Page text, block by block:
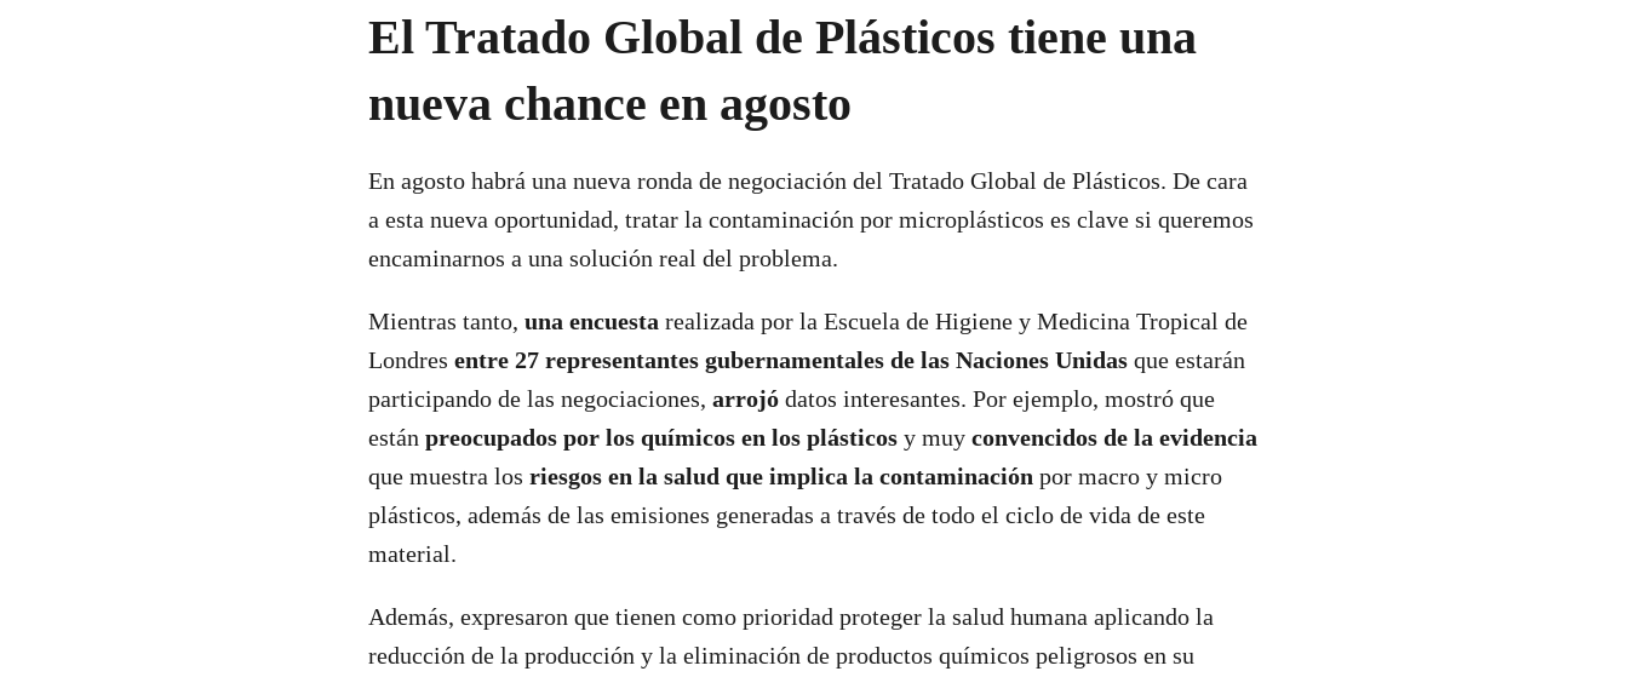
El Tratado Global de Plásticos tiene una
nueva chance en agosto
En agosto habrá una nueva ronda de negociación del Tratado Global de Plásticos. De cara
a esta nueva oportunidad, tratar la contaminación por microplásticos es clave si queremos
encaminarnos a una solución real del problema.
Mientras tanto, una encuesta realizada por la Escuela de Higiene y Medicina Tropical de
Londres entre 27 representantes gubernamentales de las Naciones Unidas que estarán
participando de las negociaciones, arrojó datos interesantes. Por ejemplo, mostró que
están preocupados por los químicos en los plásticos y muy convencidos de la evidencia
que muestra los riesgos en la salud que implica la contaminación por macro y micro
plásticos, además de las emisiones generadas a través de todo el ciclo de vida de este
material.
Además, expresaron que tienen como prioridad proteger la salud humana aplicando la
reducción de la producción y la eliminación de productos químicos peligrosos en su